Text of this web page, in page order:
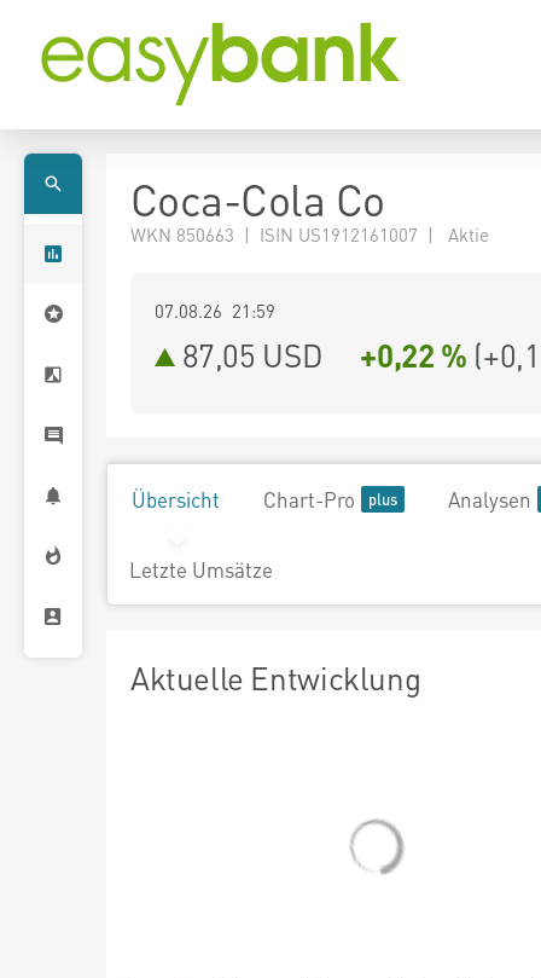
Coca-Cola Co
WKN 850663 | ISIN US1912161007 | Aktie
07.08.26 21:59
87,05 USD +0,22 % (
Übersicht Chart-Pro Analysen
Letzte Umsätze
Aktuelle Entwicklung